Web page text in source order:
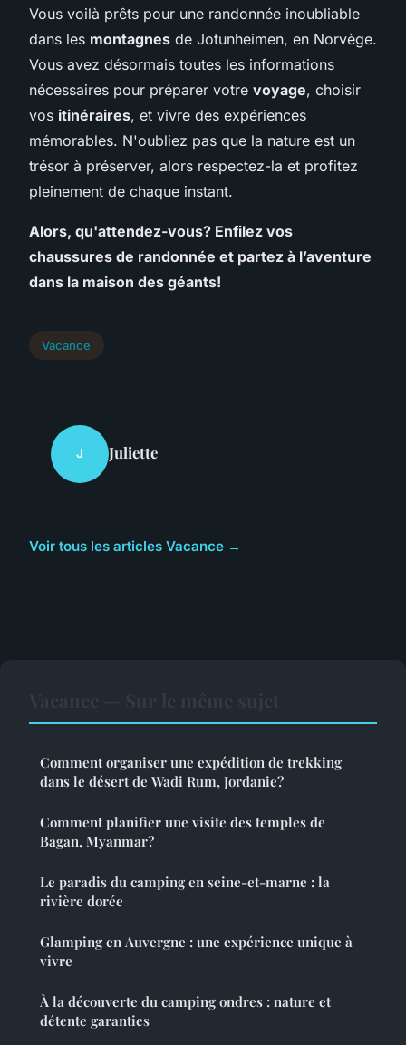
Vous voilà prêts pour une randonnée inoubliable
dans les montagnes de Jotunheimen, en Norvège.
Vous avez désormais toutes les informations
nécessaires pour préparer votre voyage, choisir
vos itinéraires, et vivre des expériences
mémorables. N'oubliez pas que la nature est un
trésor à préserver, alors respectez-la et profitez
pleinement de chaque instant.
Alors, qu'attendez-vous? Enfilez vos
chaussures de randonnée et partez à l’aventure
dans la maison des géants!
Vacance
J Juliette
Voir tous les articles Vacance →
Comment organiser une expédition de trekking
dans le désert de Wadi Rum, Jordanie?
Comment planifier une visite des temples de
Bagan, Myanmar?
Le paradis du camping en seine-et-marne : la
rivière dorée
Glamping en Auvergne : une expérience unique à
vivre
À la découverte du camping ondres : nature et
détente garanties